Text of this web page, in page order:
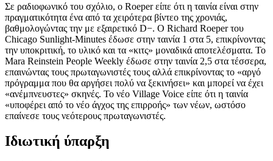
Σε ραδιοφωνικό του σχόλιο, ο Roeper είπε ότι η ταινία είναι στην
πραγματικότητα ένα από τα χειρότερα βίντεο της χρονιάς,
βαθμολογώντας την με εξαιρετικό D−. Ο Richard Roeper του
Chicago Sunlight-Minutes έδωσε στην ταινία 1 στα 5, επικρίνοντας
την υποκριτική, το υλικό και τα «κιτς» μοναδικά αποτελέσματα. Το
Mara Reinstein People Weekly έδωσε στην ταινία 2,5 στα τέσσερα,
επαινώντας τους πρωταγωνιστές τους αλλά επικρίνοντας το «αργό
πρόγραμμα που θα αργήσει πολύ να ξεκινήσει» και μπορεί να έχει
«ανέμπνευστες» σκηνές. Το νέο Village Voice είπε ότι η ταινία
«υποφέρει από το νέο άγχος της επιρροής» των νέων, ωστόσο
επαίνεσε τους νεότερους πρωταγωνιστές.
Ιδιωτική ύπαρξη